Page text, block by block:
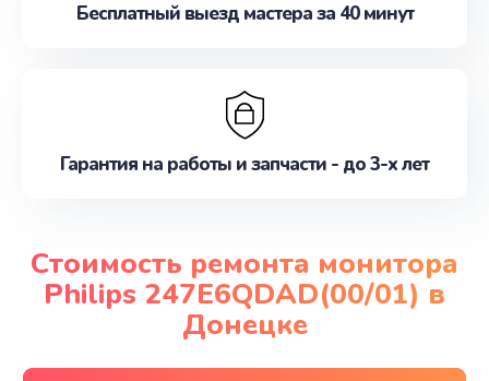
Бесплатный выезд мастера за 40 минут
Гарантия на работы и запчасти - до 3-х лет
Стоимость ремонта монитора
Philips 247E6QDAD(00/01) в
Донецке